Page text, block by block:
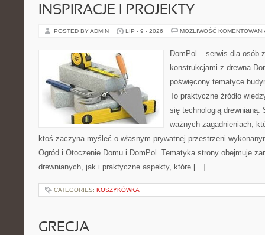
INSPIRACJE I PROJEKTY
POSTED BY ADMIN LIP - 9 - 2026 MOŻLIWOŚĆ
DomPol – serwis dla osób
konstrukcjami z drewna
poświęcony tematyce
To praktyczne źródło
się technologią drewnianą.
ważnych zagadnieniach,
ktoś zaczyna myśleć o własnym prywatnej przestrzeni
Ogród i Otoczenie Domu i DomPol. Tematyka strony obejmuje
drewnianych, jak i praktyczne aspekty, które […]
CATEGORIES: KOSZYKÓWKA
GRECJA